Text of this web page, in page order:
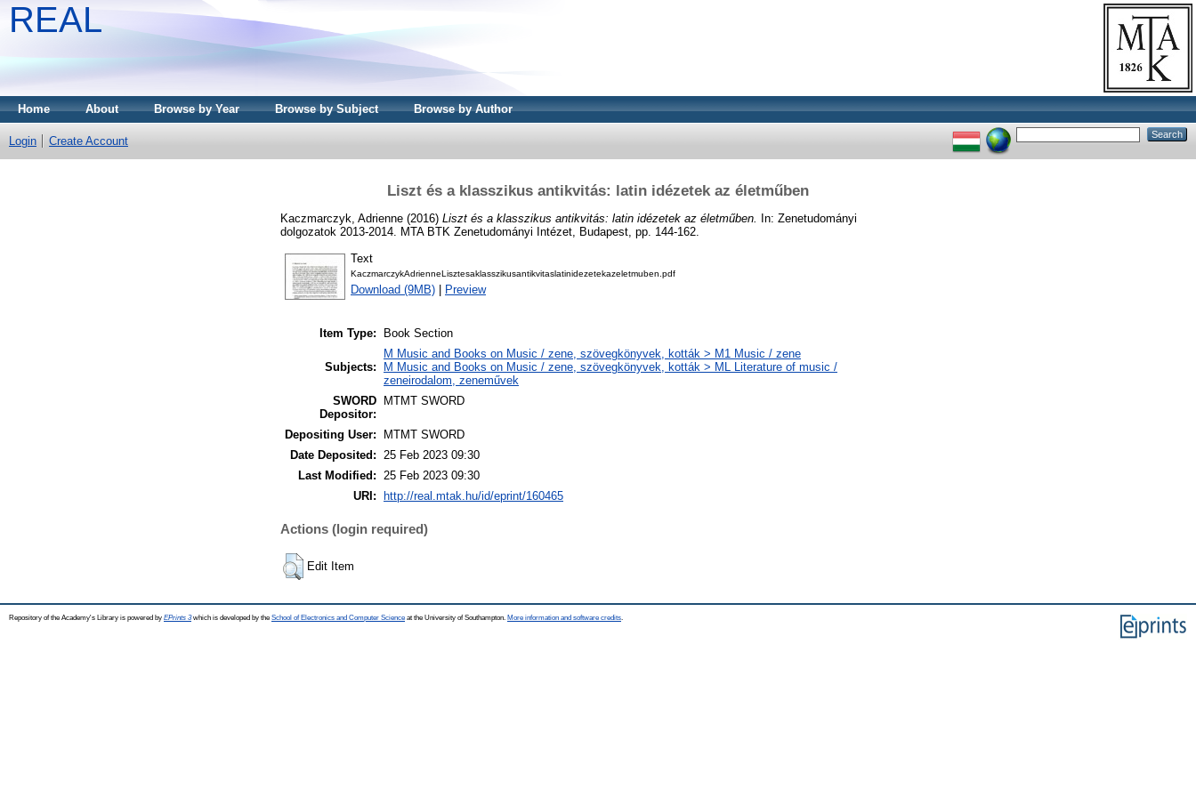
REAL
Home About Browse by Year Browse by Subject Browse by Author
Login Create Account
Liszt és a klasszikus antikvitás: latin idézetek az életműben
Kaczmarczyk, Adrienne (2016) Liszt és a klasszikus antikvitás: latin idézetek az életműben. In: Zenetudományi
dolgozatok 2013-2014. MTA BTK Zenetudományi Intézet, Budapest, pp. 144-162.
Text
KaczmarczykAdrienneLisztesaklasszikusantikvitaslatinidezetekazeletmuben.pdf
Download (9MB) Preview
Item Type: Book Section
Subjects:
M Music and Books on Music / zene, szövegkönyvek, kották > M1 Music / zene
M Music and Books on Music / zene, szövegkönyvek, kották > ML Literature of music /
zeneirodalom, zeneművek
SWORD
Depositor:
MTMT SWORD
Depositing User:
MTMT SWORD
Date Deposited: 25 Feb 2023 09:30
Last Modified: 25 Feb 2023 09:30
URI:
http://real.mtak.hu/id/eprint/160465
Actions (login required)
Edit Item
Repository of the Academy's Library is powered by EPrints 3which is developed by the School of Electronics and Computer Science at the University of Southampton. More information and software credits